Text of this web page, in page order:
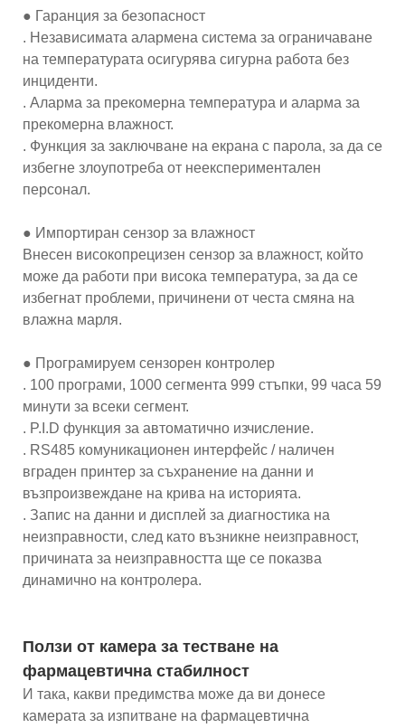
● Гаранция за безопасност
. Независимата алармена система за ограничаване
на температурата осигурява сигурна работа без
инциденти.
. Аларма за прекомерна температура и аларма за
прекомерна влажност.
. Функция за заключване на екрана с парола, за да се
избегне злоупотреба от неекспериментален
персонал.
● Импортиран сензор за влажност
Внесен високопрецизен сензор за влажност, който
може да работи при висока температура, за да се
избегнат проблеми, причинени от честа смяна на
влажна марля.
● Програмируем сензорен контролер
. 100 програми, 1000 сегмента 999 стъпки, 99 часа 59
минути за всеки сегмент.
. P.I.D функция за автоматично изчисление.
. RS485 комуникационен интерфейс / наличен
вграден принтер за съхранение на данни и
възпроизвеждане на крива на историята.
. Запис на данни и дисплей за диагностика на
неизправности, след като възникне неизправност,
причината за неизправността ще се показва
динамично на контролера.
Ползи от камера за тестване на
фармацевтична стабилност
И така, какви предимства може да ви донесе
камерата за изпитване на фармацевтична